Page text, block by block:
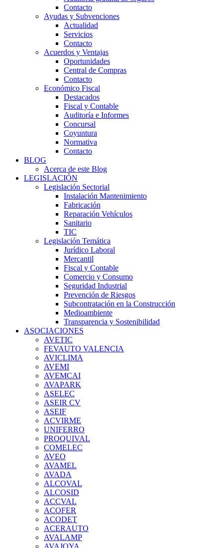
Contacto
Ayudas y Subvenciones
Actualidad
Servicios
Contacto
Acuerdos y Ventajas
Oportunidades
Central de Compras
Contacto
Económico Fiscal
Destacados
Fiscal y Contable
Auditoría e Informes
Concursal
Coyuntura
Normativa
Contacto
BLOG
Acerca de este Blog
LEGISLACIÓN
Legislación Sectorial
Instalación Mantenimiento
Fabricación
Reparación Vehículos
Sanitario
TIC
Legislación Temática
Jurídico Laboral
Mercantil
Fiscal y Contable
Comercio y Consumo
Seguridad Industrial
Prevención de Riesgos
Subcontratación en la Construcción
Medioambiente
Transparencia y Sostenibilidad
ASOCIACIONES
AVETIC
FEVAUTO VALENCIA
AVICLIMA
AVEMI
AVEMCAI
AVAPARK
ASELEC
ASEIR CV
ASEIF
ACVIRME
UNIFERRO
PROQUIVAL
COMELEC
AVEO
AVAMEL
AVADA
ALCOVAL
ALCOSID
ACCVAL
ACOFER
ACODET
ACERAUTO
AVALAMP
AVAJOYA